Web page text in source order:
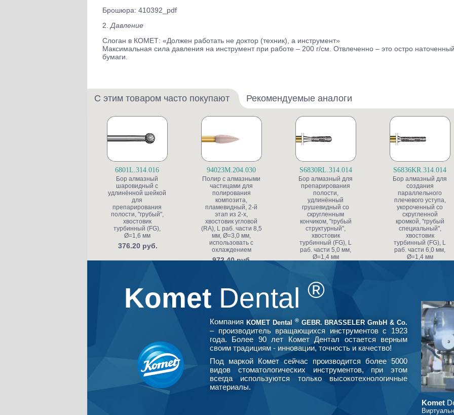
Брошюра: 410392_pdf
2. Давление
Слоган в КОМЕТ: «Должен работать не доктор (техник), а инструмент»
Максимальная сила давления на инструмент при работе – 200 г/см. Отвлеченно – это остро
бумаги.
С этим товаром часто покупают Рекомендуемые аналоги
6801L.314.016
Бор алмазный
шаровидный с
удлинённой шейкой
для
препарирования
полости, "грубый",
хвостовик
турбинный (FG),
Ø=1,6 мм
376.20 руб.
94023M.204.030
Полир с алмазными
частицами для
полирования
композита,
пламевидный, 2-й
этап из 2-х,
хвостовик угловой
(RA), L раб. части 8,5
мм, Ø=3,0 мм,
использовать с
охлаждением
972.40 руб.
S6830RL.314.014
Бор алмазный для
препарирования
полости,
удлинённый
грушевидный со
скругленным
кончиком, "грубый
структурный",
хвостовик
турбинный (FG), L
раб. части 5,0 мм,
Ø=1,4 мм
S6836KR.314.014
Бор алмазный для
создания
параллельного
плечевого уступа,
укороченный со
скругленной
кромкой, "грубый
специальный",
хвостовик
турбинный (FG), L
раб. части 6,0 мм,
Ø=1,4 мм
Komet Dental ®
Компания KOMET Dental ®GEBR. BRASSELER GmbH & Co.
– производитель вращающихся инструментов с 1923
года. Более 90 лет Комет Дентал остается верным
своим традициям - инновации, точность и качество!
Под маркой Комет сейчас производится более 5000
видов стоматологических инструментов, при этом
всегда используются только высокотехнологичные
материалы.
Komet